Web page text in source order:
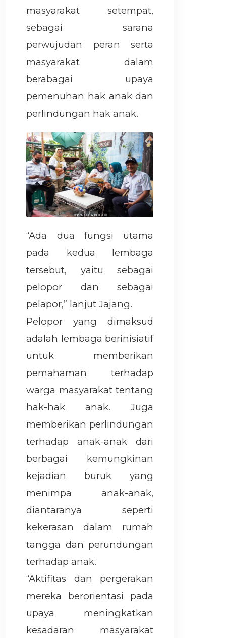
masyarakat setempat,
sebagai sarana
perwujudan peran serta
masyarakat dalam
berabagai upaya
pemenuhan hak anak dan
perlindungan hak anak.
“Ada dua fungsi utama
pada kedua lembaga
tersebut, yaitu sebagai
pelopor dan sebagai
pelapor,” lanjut Jajang.
Pelopor yang dimaksud
adalah lembaga berinisiatif
untuk memberikan
pemahaman terhadap
warga masyarakat tentang
hak-hak anak. Juga
memberikan perlindungan
terhadap anak-anak dari
berbagai kemungkinan
kejadian buruk yang
menimpa anak-anak,
diantaranya seperti
kekerasan dalam rumah
tangga dan perundungan
terhadap anak.
“Aktifitas dan pergerakan
mereka berorientasi pada
upaya meningkatkan
kesadaran masyarakat